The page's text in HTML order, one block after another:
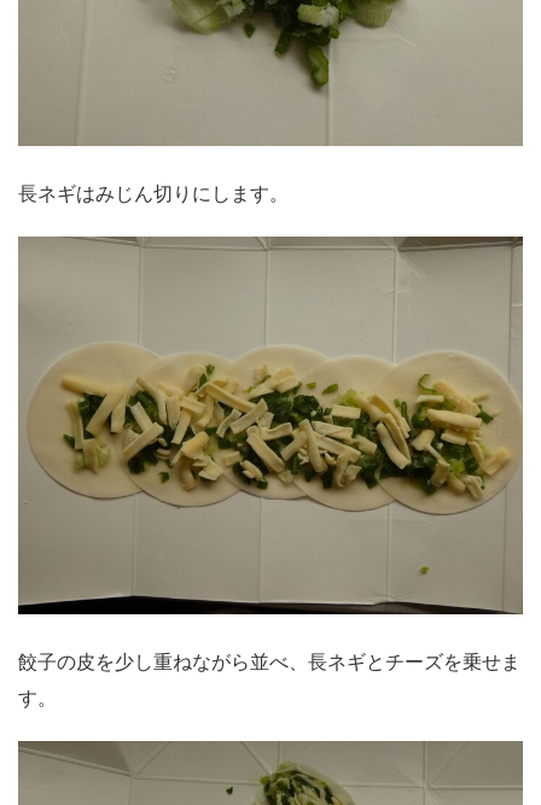
長ネギはみじん切りにします。
餃子の皮を少し重ねながら並べ、長ネギとチーズを乗せま
す。